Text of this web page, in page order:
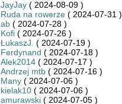
JayJay( 2024-08-09 )
Ruda na rowerze( 2024-07-31 )
ab( 2024-07-28 )
Kofi( 2024-07-26 )
ŁukaszJ. ( 2024-07-19 )
Ferdynand ( 2024-07-18 )
Alek2014( 2024-07-17 )
Andrzej mtb( 2024-07-16 )
Many( 2024-07-06 )
kielak10( 2024-07-06 )
amurawski( 2024-07-05 )